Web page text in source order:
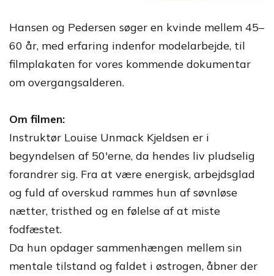
Hansen og Pedersen søger en kvinde mellem 45–
60 år, med erfaring indenfor modelarbejde, til
filmplakaten for vores kommende dokumentar
om overgangsalderen.
Om filmen:
Instruktør Louise Unmack Kjeldsen er i
begyndelsen af 50'erne, da hendes liv pludselig
forandrer sig. Fra at være energisk, arbejdsglad
og fuld af overskud rammes hun af søvnløse
nætter, tristhed og en følelse af at miste
fodfæstet.
Da hun opdager sammenhængen mellem sin
mentale tilstand og faldet i østrogen, åbner der